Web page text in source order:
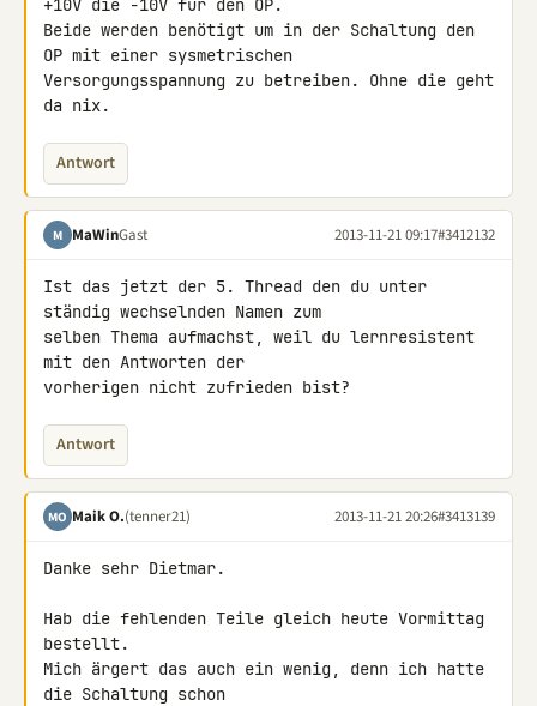
+10V die -10V für den OP.
Beide werden benötigt um in der Schaltung den
OP mit einer sysmetrischen
Versorgungsspannung zu betreiben. Ohne die geht
da nix.
Antwort
M MaWinGast 2013-11-21 09:17#3412132
Ist das jetzt der 5. Thread den du unter
ständig wechselnden Namen zum
selben Thema aufmachst, weil du lernresistent
mit den Antworten der
vorherigen nicht zufrieden bist?
Antwort
MO Maik O.(tenner21) 2013-11-21 20:26#3413139
Danke sehr Dietmar.
Hab die fehlenden Teile gleich heute Vormittag
bestellt.
Mich ärgert das auch ein wenig, denn ich hatte
die Schaltung schon